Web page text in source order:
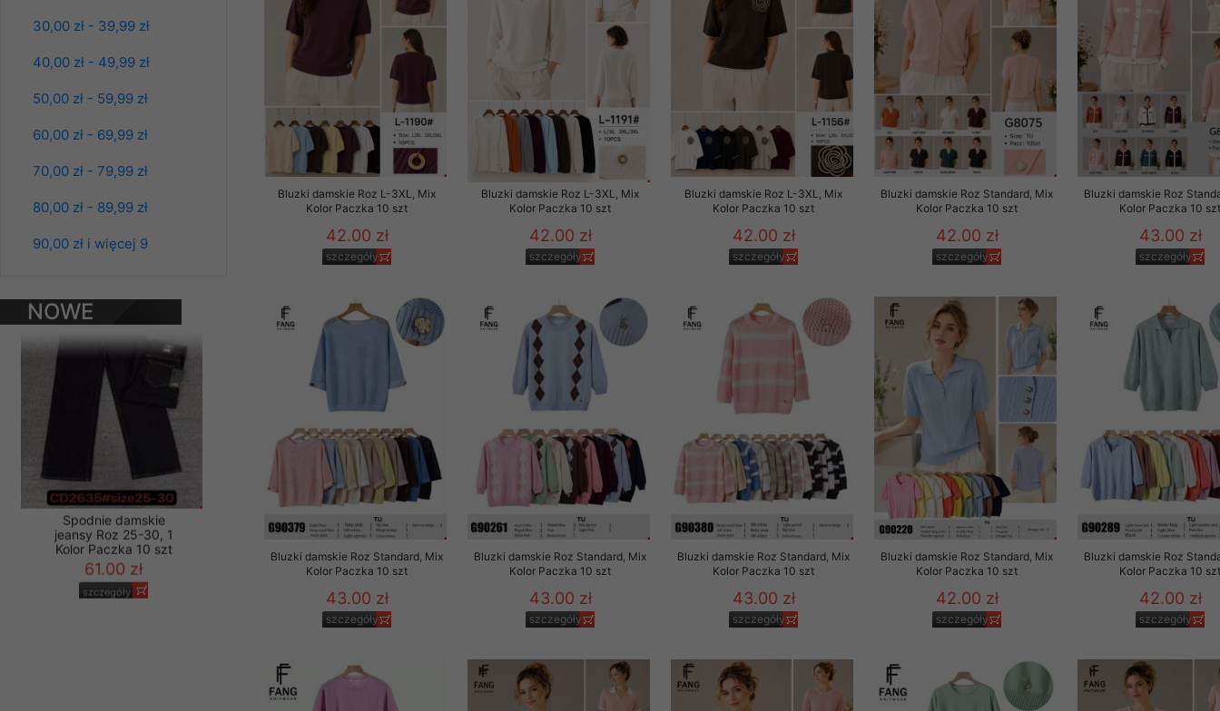
30,00 zł - 39,99 zł
40,00 zł - 49,99 zł
50,00 zł - 59,99 zł
60,00 zł - 69,99 zł
70,00 zł - 79,99 zł
80,00 zł - 89,99 zł
90,00 zł i więcej 9
NOWE
PRODUKTY
Spodnie damskie
jeansy Roz 25-30, 1
szczegóły
Spodnie damskie
jeansy Roz 25-30, 1
Bluzki damskie Roz L-3XL, Mix
Kolor Paczka 10 szt
42.00 zł
szczegóły
Bluzki damskie Roz L-3XL, Mix
Kolor Paczka 10 szt
42.00 zł
szczegóły
Bluzki damskie Roz L-3XL, Mix
Kolor Paczka 10 szt
42.00 zł
szczegóły
Bluzki damskie Roz Standard, Mix
Kolor Paczka 10 szt
42.00 zł
szczegóły
Bluzki damskie Roz
Kolor Paczka 10
43.00 zł
szczegóły
Bluzki damskie Roz Standard, Mix
Kolor Paczka 10 szt
43.00 zł
szczegóły
Bluzki damskie Roz Standard, Mix
Kolor Paczka 10 szt
43.00 zł
szczegóły
Bluzki damskie Roz Standard, Mix
Kolor Paczka 10 szt
43.00 zł
szczegóły
Bluzki damskie Roz Standard, Mix
Kolor Paczka 10 szt
42.00 zł
szczegóły
Bluzki damskie Roz
Kolor Paczka 10
42.00 zł
szczegóły
Materiały reklamowo - promocyjne wysyłamy Klientom jedynie wówczas, gdy wyrazili na to zgodę. Dotyczy to w
szczególności newslettera wysyłanego Klientowi, jeżeli potwierdzi wyraźnie wskazanego przez nas linka
zawierającego akceptację na otrzymywanie newslettera o aktualnych promocjach, rabatach i nowościach w
naszym Sklepie. Materiały te dotyczą wyłącznie oferty naszego Sklepu.
Wszelkie pytania, wnioski i sugestie odnoszące się do ochrony Państwa prywatności, w szczególności danych
osobowych prosimy zgłaszać na email